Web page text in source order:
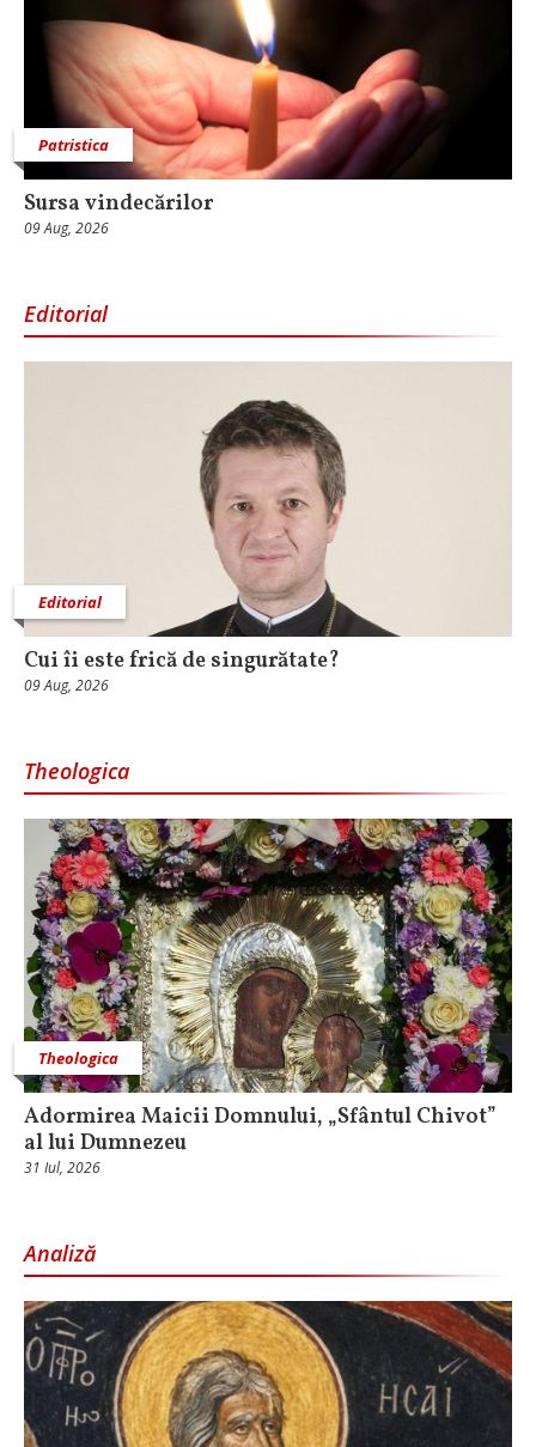
Patristica
Sursa vindecărilor
09 Aug, 2026
Editorial
Editorial
Cui îi este frică de singurătate?
09 Aug, 2026
Theologica
Theologica
Adormirea Maicii Domnului, „Sfântul Chivot”
al lui Dumnezeu
31 Iul, 2026
Analiză